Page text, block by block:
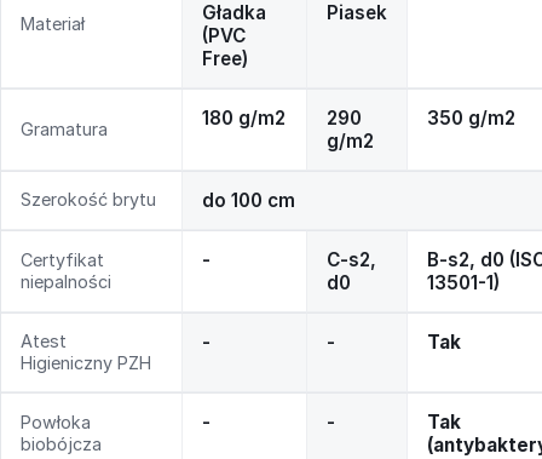
Materiał
Gładka
(PVC
Free)
Piasek
Gramatura 180 g/m2
290
g/m2
350 g/m2
Szerokość brytu do 100 cm
Certyfikat
niepalności
-
C-s2,
d0
B-s2, d0
13501-1)
Atest
Higieniczny PZH
- - Tak
Powłoka
biobójcza
- -
Tak